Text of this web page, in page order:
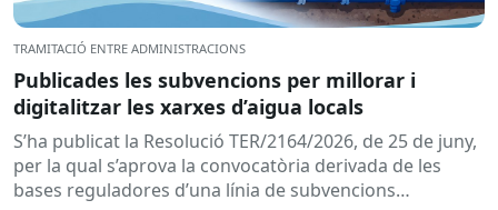
TRAMITACIÓ ENTRE ADMINISTRACIONS
Publicades les subvencions per millorar i
digitalitzar les xarxes d’aigua locals
S’ha publicat la Resolució TER/2164/2026, de 25 de juny,
per la qual s’aprova la convocatòria derivada de les
bases reguladores d’una línia de subvencions